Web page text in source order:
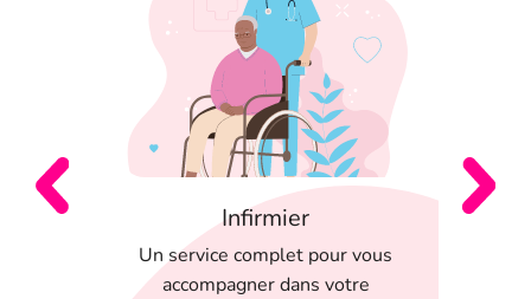
Infirmier
Un service complet pour vous
accompagner dans votre